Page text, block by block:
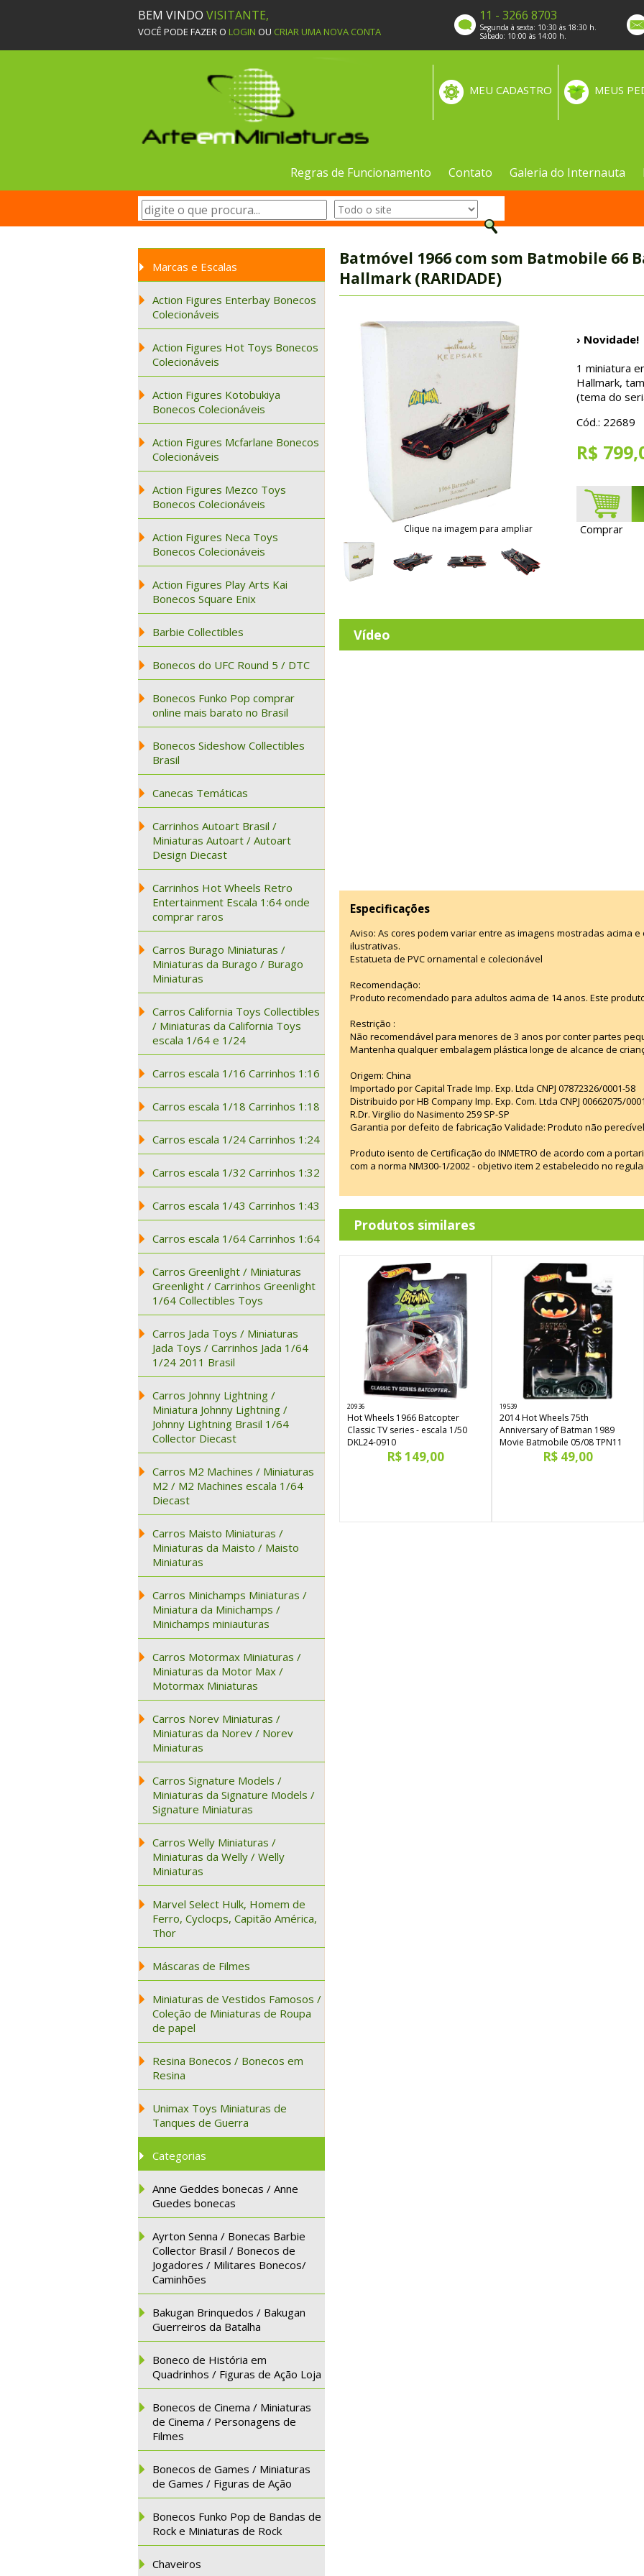
BEM VINDO VISITANTE,
VOCÊ PODE FAZER O LOGIN OU CRIAR UMA NOVA CONTA
11 - 3266 8703
Segunda à sexta: 10:30 às 18:30 h.
Sábado: 10:00 às 14:00 h.
MEUS
MEU CADASTRO
Regras de Funcionamento Contato Galeria do Internauta
Marcas e Escalas
Action Figures Enterbay Bonecos
Colecionáveis
Action Figures Hot Toys Bonecos
Colecionáveis
Action Figures Kotobukiya
Bonecos Colecionáveis
Action Figures Mcfarlane Bonecos
Colecionáveis
Action Figures Mezco Toys
Bonecos Colecionáveis
Action Figures Neca Toys
Bonecos Colecionáveis
Action Figures Play Arts Kai
Bonecos Square Enix
Barbie Collectibles
Bonecos do UFC Round 5 / DTC
Bonecos Funko Pop comprar
online mais barato no Brasil
Bonecos Sideshow Collectibles
Brasil
Canecas Temáticas
Carrinhos Autoart Brasil /
Miniaturas Autoart / Autoart
Design Diecast
Carrinhos Hot Wheels Retro
Entertainment Escala 1:64 onde
comprar raros
Carros Burago Miniaturas /
Miniaturas da Burago / Burago
Miniaturas
Carros California Toys Collectibles
/ Miniaturas da California Toys
escala 1/64 e 1/24
Carros escala 1/16 Carrinhos 1:16
Carros escala 1/18 Carrinhos 1:18
Carros escala 1/24 Carrinhos 1:24
Carros escala 1/32 Carrinhos 1:32
Carros escala 1/43 Carrinhos 1:43
Carros escala 1/64 Carrinhos 1:64
Carros Greenlight / Miniaturas
Greenlight / Carrinhos Greenlight
1/64 Collectibles Toys
Carros Jada Toys / Miniaturas
Jada Toys / Carrinhos Jada 1/64
1/24 2011 Brasil
Carros Johnny Lightning /
Miniatura Johnny Lightning /
Johnny Lightning Brasil 1/64
Collector Diecast
Carros M2 Machines / Miniaturas
M2 / M2 Machines escala 1/64
Diecast
Carros Maisto Miniaturas /
Miniaturas da Maisto / Maisto
Miniaturas
Carros Minichamps Miniaturas /
Miniatura da Minichamps /
Minichamps miniauturas
Carros Motormax Miniaturas /
Miniaturas da Motor Max /
Motormax Miniaturas
Carros Norev Miniaturas /
Miniaturas da Norev / Norev
Miniaturas
Carros Signature Models /
Miniaturas da Signature Models /
Signature Miniaturas
Carros Welly Miniaturas /
Miniaturas da Welly / Welly
Miniaturas
Marvel Select Hulk, Homem de
Ferro, Cyclocps, Capitão América,
Thor
Máscaras de Filmes
Miniaturas de Vestidos Famosos /
Coleção de Miniaturas de Roupa
de papel
Resina Bonecos / Bonecos em
Resina
Unimax Toys Miniaturas de
Tanques de Guerra
Categorias
Anne Geddes bonecas / Anne
Guedes bonecas
Ayrton Senna / Bonecas Barbie
Collector Brasil / Bonecos de
Jogadores / Militares Bonecos/
Caminhões
Bakugan Brinquedos / Bakugan
Guerreiros da Batalha
Boneco de História em
Quadrinhos / Figuras de Ação Loja
Bonecos de Cinema / Miniaturas
de Cinema / Personagens de
Filmes
Bonecos de Games / Miniaturas
de Games / Figuras de Ação
Bonecos Funko Pop de Bandas de
Rock e Miniaturas de Rock
Chaveiros
Batmóvel 1966 com som Batmobile 66
Hallmark (RARIDADE)
Clique na imagem para ampliar
› Novidade!
1 miniatura
Hallmark,
(tema do
Cód.: 22689
R$
Comprar
Vídeo
Especificações
Aviso: As cores podem variar entre as imagens mostradas acima
ilustrativas.
Estatueta de PVC ornamental e colecionável
Recomendação:
Produto recomendado para adultos acima de 14 anos. Este
Restrição :
Não recomendável para menores de 3 anos por conter partes
Mantenha qualquer embalagem plástica longe de alcance de
Origem: China
Importado por Capital Trade Imp. Exp. Ltda CNPJ 07872326/0001-58
Distribuido por HB Company Imp. Exp. Com. Ltda CNPJ 00662075/
R.Dr. Virgilio do Nasimento 259 SP-SP
Garantia por defeito de fabricação Validade: Produto não
Produto isento de Certificação do INMETRO de acordo com a
com a norma NM300-1/2002 - objetivo item 2 estabelecido no
Produtos similares
20936
Hot Wheels 1966 Batcopter
Classic TV series - escala 1/50
DKL24-0910
R$ 149,00
19539
2014 Hot Wheels 75th
Anniversary of Batman 1989
Movie Batmobile 05/08 TPN11
R$ 49,00